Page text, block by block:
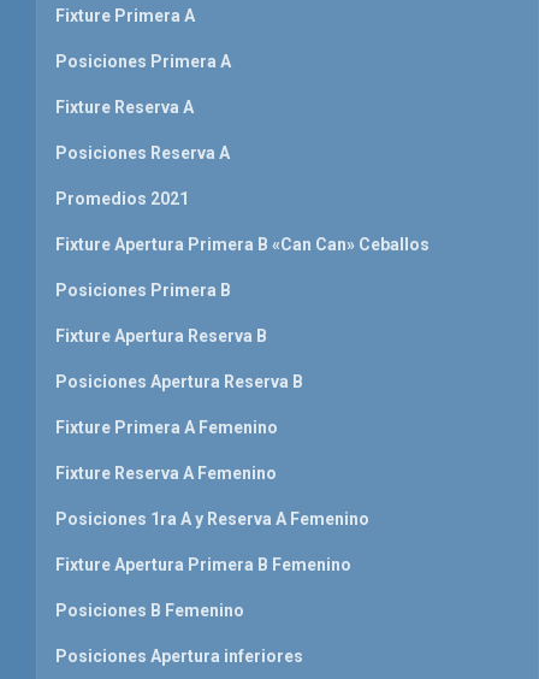
Fixture Primera A
Posiciones Primera A
Fixture Reserva A
Posiciones Reserva A
Promedios 2021
Fixture Apertura Primera B «Can Can» Ceballos
Posiciones Primera B
Fixture Apertura Reserva B
Posiciones Apertura Reserva B
Fixture Primera A Femenino
Fixture Reserva A Femenino
Posiciones 1ra A y Reserva A Femenino
Fixture Apertura Primera B Femenino
Posiciones B Femenino
Posiciones Apertura inferiores